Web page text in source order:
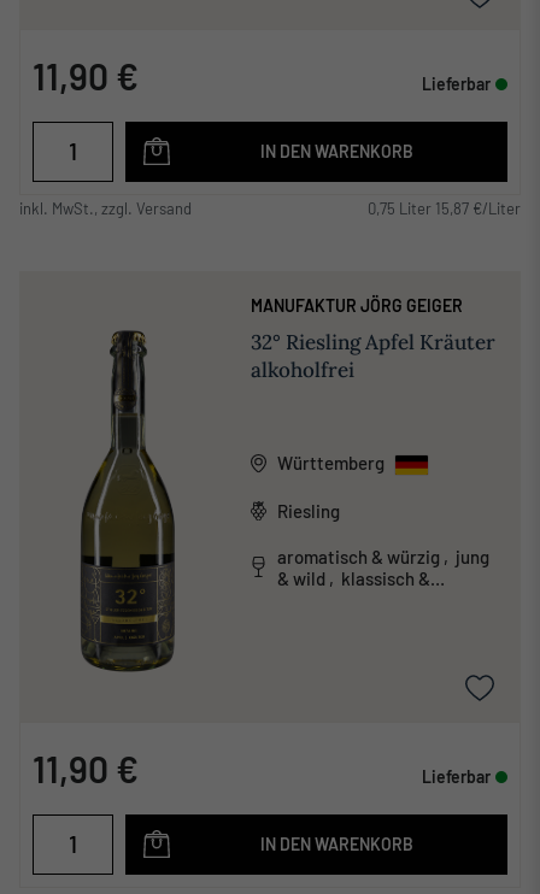
11,90 € Lieferbar
IN DEN WARENKORB
inkl. MwSt., zzgl. Versand 0,75 Liter 15,87 €/Liter
MANUFAKTUR JÖRG GEIGER
32° Riesling Apfel Kräuter
alkoholfrei
Württemberg
Riesling
aromatisch & würzig , jung
& wild , klassisch &
11,90 € Lieferbar
IN DEN WARENKORB